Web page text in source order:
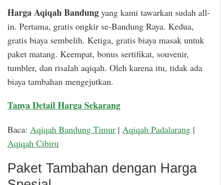
Harga Aqiqah Bandung yang kami tawarkan sudah all-
in. Pertama, gratis ongkir se-Bandung Raya. Kedua,
gratis biaya sembelih. Ketiga, gratis biaya masak untuk
paket matang. Keempat, bonus sertifikat, souvenir,
tumbler, dan risalah aqiqah. Oleh karena itu, tidak ada
biaya tambahan mengejutkan.
Tanya Detail Harga Sekarang
Baca: Aqiqah Bandung Timur | Aqiqah Padalarang |
Aqiqah Cibiru
Paket Tambahan dengan Harga